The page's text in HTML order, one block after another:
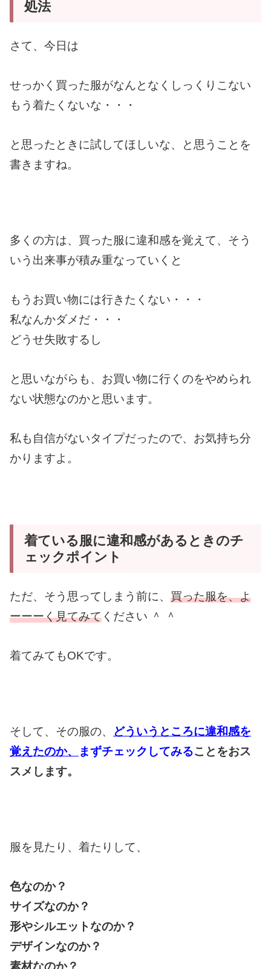
処法
さて、今日は
せっかく買った服がなんとなくしっくりこない
もう着たくないな・・・
と思ったときに試してほしいな、と思うことを
書きますね。
多くの方は、買った服に違和感を覚えて、そう
いう出来事が積み重なっていくと
もうお買い物には行きたくない・・・
私なんかダメだ・・・
どうせ失敗するし
と思いながらも、お買い物に行くのをやめられ
ない状態なのかと思います。
私も自信がないタイプだったので、 お気持ち分
かりますよ。
着ている服に違和感があるときのチ
ェックポイント
ただ、そう思ってしまう前に、 買った服を、よ
ーーーく見てみて ください ＾ ＾
着てみてもOKです。
そして、その服の、
どういうところに違和感を
覚えたのか、
まずチェックしてみることをおス
スメします。
服を見たり、着たりして、
色なのか？
サイズなのか？
形やシルエットなのか？
デザインなのか？
素材なのか？